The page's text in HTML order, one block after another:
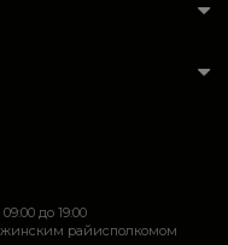
до 19:00
райисполкомом